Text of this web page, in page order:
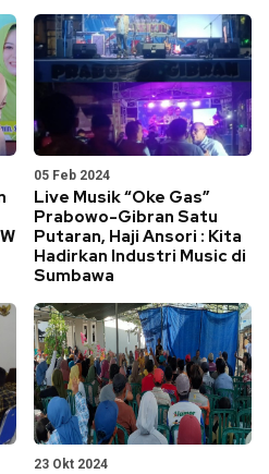
05 Feb 2024
Live Musik “Oke Gas”
Prabowo-Gibran Satu
Putaran, Haji Ansori : Kita
Hadirkan Industri Music di
Sumbawa
23 Okt 2024